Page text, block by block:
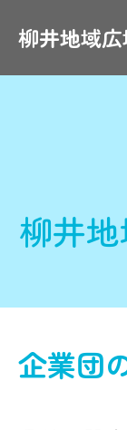
content
柳井地域
柳井
企業団